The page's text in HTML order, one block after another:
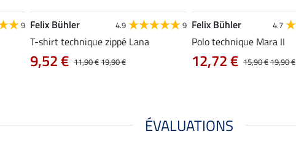
9 Felix Bühler 4.9 9
T-shirt technique zippé Lana
11,90 €19,90 €
9,52 €
Felix Bühler 4.7
Polo technique Mara II
15,90 €19,90 €
12,72 €
ÉVALUATIONS